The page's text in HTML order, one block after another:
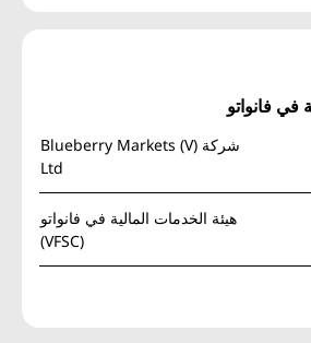
في فانواتو
شركة Blueberry Markets (V)
Ltd
هيئة الخدمات المالية في فانواتو
(VFSC)